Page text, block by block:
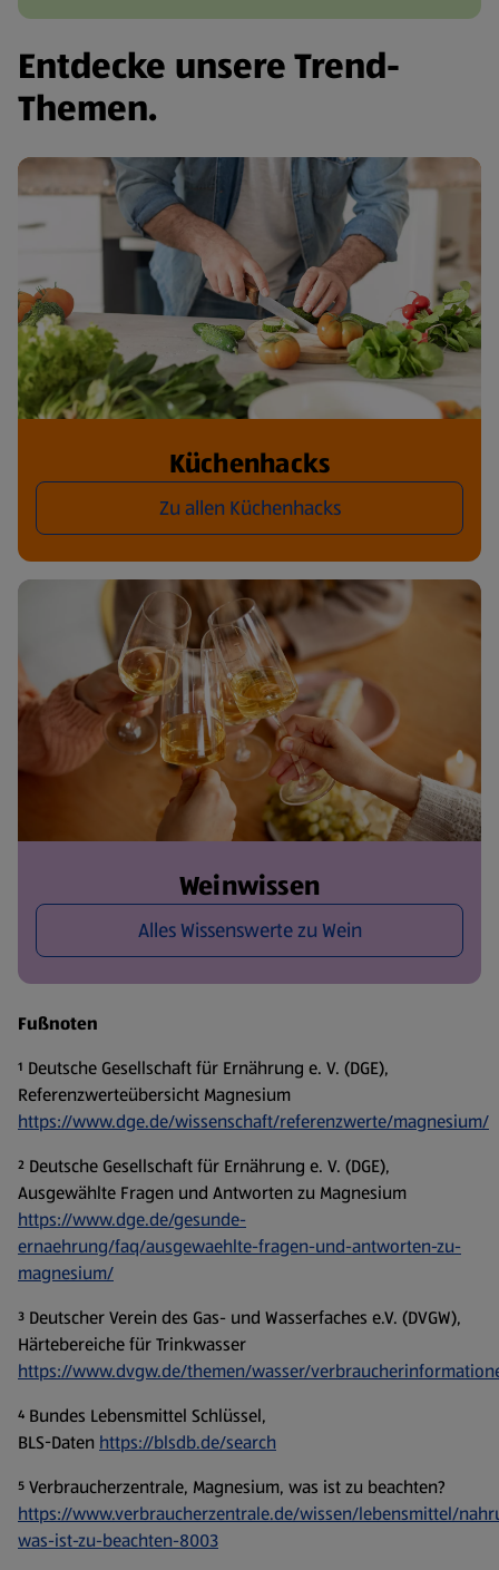
Entdecke unsere Trend-
Themen.
Küchenhacks
Zu allen Küchenhacks
Weinwissen
Alles Wissenswerte zu Wein
Fußnoten
¹ Deutsche Gesellschaft für Ernährung e. V. (DGE),
Referenzwerteübersicht Magnesium
https://www.dge.de/wissenschaft/referenzwerte/magnesium/
² Deutsche Gesellschaft für Ernährung e. V. (DGE),
Ausgewählte Fragen und Antworten zu Magnesium
https://www.dge.de/gesunde-
ernaehrung/faq/ausgewaehlte-fragen-und-antworten-zu-
magnesium/
³ Deutscher Verein des Gas- und Wasserfaches e.V. (DVGW),
Härtebereiche für Trinkwasser
https://www.dvgw.de/themen/wasser/
⁴ Bundes Lebensmittel Schlüssel,
BLS-Daten https://blsdb.de/search
⁵ Verbraucherzentrale, Magnesium, was ist zu beachten?
https://www.verbraucherzentrale.de/wissen/lebensmittel/
was-ist-zu-beachten-8003